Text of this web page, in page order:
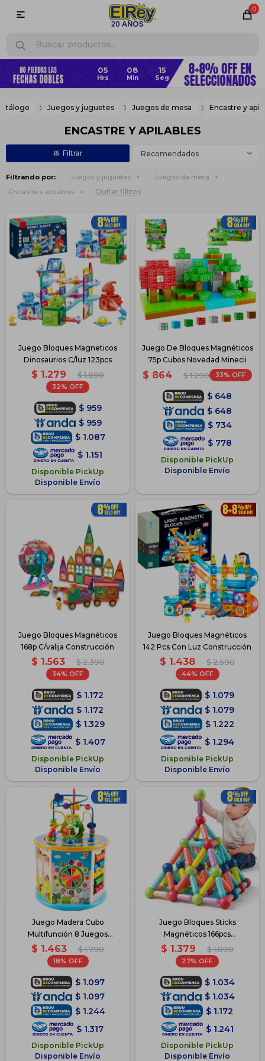
0

05 08 14
Juegos y juguetes Juegos de mesa Encastre y
ENCASTRE Y APILABLES
Recomendados
Filtrando por: Juegos y juguetes
Juegos de mesa
Encastre y apilables
Quitar filtros
Juego Bloques Magneticos
Dinosaurios C/luz 123pcs
$ 1.279 $ 1.890
32
$ 959
$ 959
$ 1.087
$ 1.151
Disponible PickUp
Disponible Envío
Juego De Bloques Magnéticos
75p Cubos Novedad Minecii
$ 864 $ 1.290 33
$ 648
$ 648
$ 734
$ 778
Disponible PickUp
Disponible Envío
Juego Bloques Magnéticos
168p C/valija Construcción
$ 1.563 $ 2.390
34
$ 1.172
$ 1.172
$ 1.329
$ 1.407
Disponible PickUp
Disponible Envío
Juego Bloques Magnéticos
142 Pcs Con Luz Construcción
$ 1.438 $ 2.590
44
$ 1.079
$ 1.079
$ 1.222
$ 1.294
Disponible PickUp
Disponible Envío
Juego Madera Cubo
Multifunción 8 Juegos
Didáctico
$ 1.463 $ 1.790
18
$ 1.097
$ 1.097
$ 1.244
$ 1.317
Disponible PickUp
Disponible Envío
Juego Bloques Sticks
Magnéticos 166pcs
Construcción
$ 1.379 $ 1.890
27
$ 1.034
$ 1.034
$ 1.172
$ 1.241
Disponible PickUp
Disponible Envío